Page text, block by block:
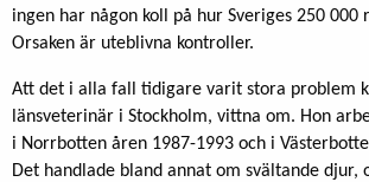
ingen har någon koll på hur Sveriges 250 000
Orsaken är uteblivna kontroller.
Att det i alla fall tidigare varit stora problem
länsveterinär i Stockholm, vittna om. Hon
i Norrbotten åren 1987-1993 och i
Det handlade bland annat om svältande djur,